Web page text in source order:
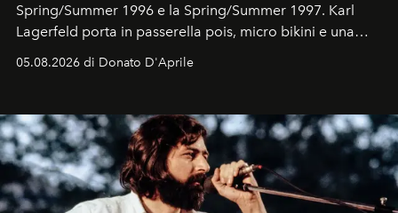
Spring/Summer 1996 e la Spring/Summer 1997. Karl
Lagerfeld porta in passerella pois, micro bikini e una
logomania pensata per la spiaggia
Kate, Claudia e Carla una dietro l'altra. Trent'anni dopo,
uno dei documenti più contemporanei che abbiamo.
05.08.2026 di Donato D'Aprile